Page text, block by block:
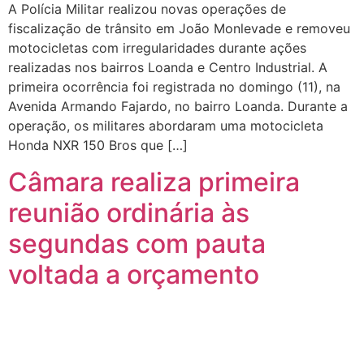
A Polícia Militar realizou novas operações de
fiscalização de trânsito em João Monlevade e removeu
motocicletas com irregularidades durante ações
realizadas nos bairros Loanda e Centro Industrial. A
primeira ocorrência foi registrada no domingo (11), na
Avenida Armando Fajardo, no bairro Loanda. Durante a
operação, os militares abordaram uma motocicleta
Honda NXR 150 Bros que […]
Câmara realiza primeira
reunião ordinária às
segundas com pauta
voltada a orçamento